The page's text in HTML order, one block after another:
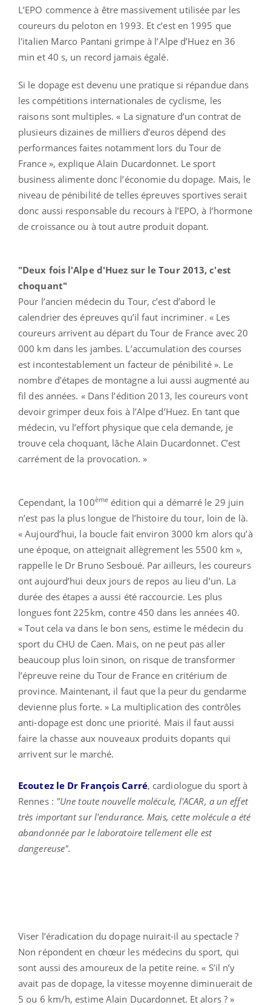
L’EPO commence à être massivement utilisée par les
coureurs du peloton en 1993. Et c’est en 1995 que
l'italien Marco Pantani grimpe à l’Alpe d’Huez en 36
min et 40 s, un record jamais égalé.
Si le dopage est devenu une pratique si répandue dans
les compétitions internationales de cyclisme, les
raisons sont multiples. « La signature d’un contrat de
plusieurs dizaines de milliers d’euros dépend des
performances faites notamment lors du Tour de
France », explique Alain Ducardonnet. Le sport
business alimente donc l’économie du dopage. Mais, le
niveau de pénibilité de telles épreuves sportives serait
donc aussi responsable du recours à l’EPO, à l’hormone
de croissance ou à tout autre produit dopant.
"Deux fois l'Alpe d'Huez sur le Tour 2013, c'est
choquant"
Pour l’ancien médecin du Tour, c’est d’abord le
calendrier des épreuves qu’il faut incriminer. « Les
coureurs arrivent au départ du Tour de France avec 20
000 km dans les jambes. L’accumulation des courses
est incontestablement un facteur de pénibilité ». Le
nombre d’étapes de montagne a lui aussi augmenté au
fil des années. « Dans l’édition 2013, les coureurs vont
devoir grimper deux fois à l’Alpe d’Huez. En tant que
médecin, vu l’effort physique que cela demande, je
trouve cela choquant, lâche Alain Ducardonnet. C’est
carrément de la provocation. »
Cependant, la 100ème édition qui a démarré le 29 juin
n’est pas la plus longue de l’histoire du tour, loin de là.
« Aujourd’hui, la boucle fait environ 3000 km alors qu’à
une époque, on atteignait allègrement les 5500 km »,
rappelle le Dr Bruno Sesboué. Par ailleurs, les coureurs
ont aujourd’hui deux jours de repos au lieu d’un. La
durée des étapes a aussi été raccourcie. Les plus
longues font 225km, contre 450 dans les années 40.
« Tout cela va dans le bon sens, estime le médecin du
sport du CHU de Caen. Mais, on ne peut pas aller
beaucoup plus loin sinon, on risque de transformer
l’épreuve reine du Tour de France en critérium de
province. Maintenant, il faut que la peur du gendarme
devienne plus forte. » La multiplication des contrôles
anti-dopage est donc une priorité. Mais il faut aussi
faire la chasse aux nouveaux produits dopants qui
arrivent sur le marché.
Ecoutez le Dr François Carré, cardiologue du sport à
Rennes : "Une toute nouvelle molécule, l'ACAR, a un effet
très important sur l'endurance. Mais, cette molécule a été
abandonnée par le laboratoire tellement elle est
dangereuse".
Viser l’éradication du dopage nuirait-il au spectacle ?
Non répondent en chœur les médecins du sport, qui
sont aussi des amoureux de la petite reine. « S’il n’y
avait pas de dopage, la vitesse moyenne diminuerait de
5 ou 6 km/h, estime Alain Ducardonnet. Et alors ? »